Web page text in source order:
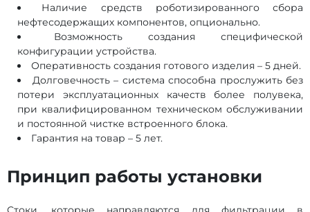
Наличие средств роботизированного сбора
нефтесодержащих компонентов, опционально.
Возможность создания специфической
конфигурации устройства.
Оперативность создания готового изделия – 5 дней.
Долговечность – система способна прослужить без
потери эксплуатационных качеств более полувека,
при квалифицированном техническом обслуживании
и постоянной чистке встроенного блока.
Гарантия на товар – 5 лет.
Принцип работы установки